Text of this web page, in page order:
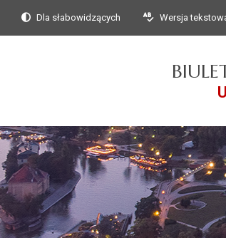
Dla słabowidzących Wersja